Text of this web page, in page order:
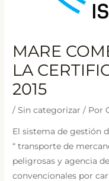
MARE
LA
2015
/Sin categorizar / Por
El sistema de gestión
“ transporte de
peligrosas y agencia
convencionales por